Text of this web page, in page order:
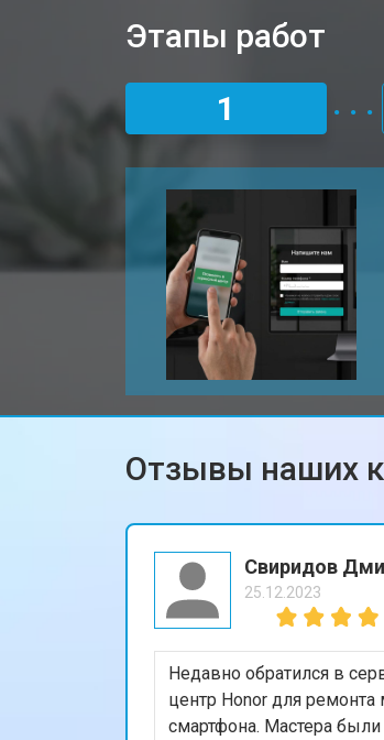
Установка драйверов
Замена жесткого
Замена разъема HDMI
Замена клавиатуры
Замена материнской
Замена матрицы
Этапы работ
1
Отзывы наших
Свиридов
25.12.2023
Недавно обратился в
центр Honor для ремонта
смартфона. Мастера были